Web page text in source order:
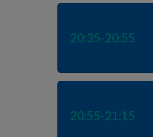
20:35-20:55
20:55-21:15